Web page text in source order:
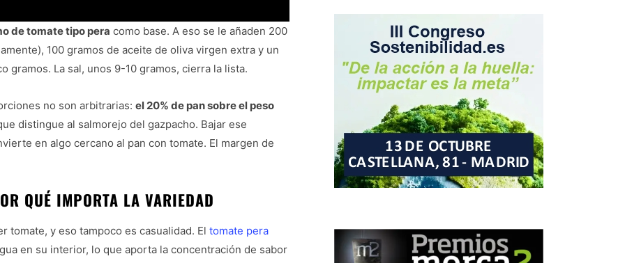
de tomate tipo pera como base. A eso se le añaden 200
100 gramos de aceite de oliva virgen extra y un
gramos. La sal, unos 9-10 gramos, cierra la lista.
no son arbitrarias: el 20% de pan sobre el peso
distingue al salmorejo del gazpacho. Bajar ese
en algo cercano al pan con tomate. El margen de
QUÉ IMPORTA LA VARIEDAD
y eso tampoco es casualidad. El tomate pera
en su interior, lo que aporta la concentración de sabor